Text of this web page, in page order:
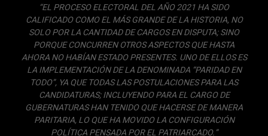
“EL PROCESO ELECTORAL DEL AÑO 2021 HA SIDO
CALIFICADO COMO EL MÁS GRANDE DE LA HISTORIA, NO
SOLO POR LA CANTIDAD DE CARGOS EN DISPUTA; SINO
PORQUE CONCURREN OTROS ASPECTOS QUE HASTA
AHORA NO HABÍAN ESTADO PRESENTES. UNO DE ELLOS ES
LA IMPLEMENTACIÓN DE LA DENOMINADA “PARIDAD EN
TODO”, YA QUE TODAS LAS POSTULACIONES PARA LAS
CANDIDATURAS; INCLUYENDO PARA EL CARGO DE
GUBERNATURAS HAN TENIDO QUE HACERSE DE MANERA
PARITARIA, LO QUE HA MOVIDO LA CONFIGURACIÓN
POLÍTICA PENSADA POR EL PATRIARCADO.”